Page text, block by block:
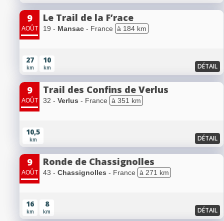
9
AOÛT
Le Trail de la F’race
19 - Mansac - France à 184 km
27
km
10
km DÉTAIL
9
AOÛT
Trail des Confins de Verlus
32 - Verlus - France à 351 km
10,5
km DÉTAIL
9
AOÛT
Ronde de Chassignolles
43 - Chassignolles - France à 271 km
16
km
8
km DÉTAIL